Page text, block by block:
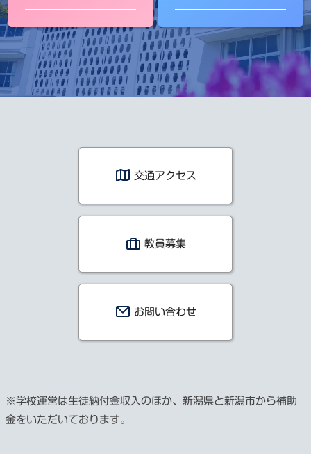
交通アクセス
教員募集
お問い合わせ
※学校運営は生徒納付金収入のほか、新潟県と新潟市から補助
金をいただいております。